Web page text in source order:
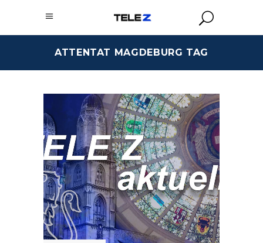
ATTENTAT MAGDEBURG TAG